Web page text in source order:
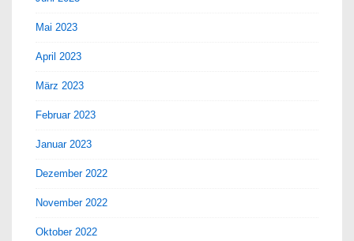
Mai 2023
April 2023
März 2023
Februar 2023
Januar 2023
Dezember 2022
November 2022
Oktober 2022